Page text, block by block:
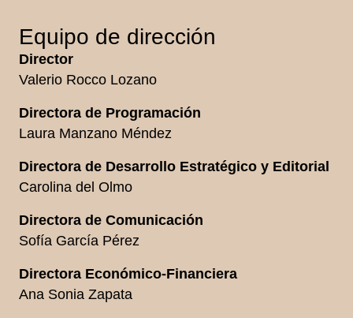
Equipo de dirección
Director
Valerio Rocco Lozano
Directora de Programación
Laura Manzano Méndez
Directora de Desarrollo Estratégico y Editorial
Carolina del Olmo
Directora de Comunicación
Sofía García Pérez
Directora Económico-Financiera
Ana Sonia Zapata